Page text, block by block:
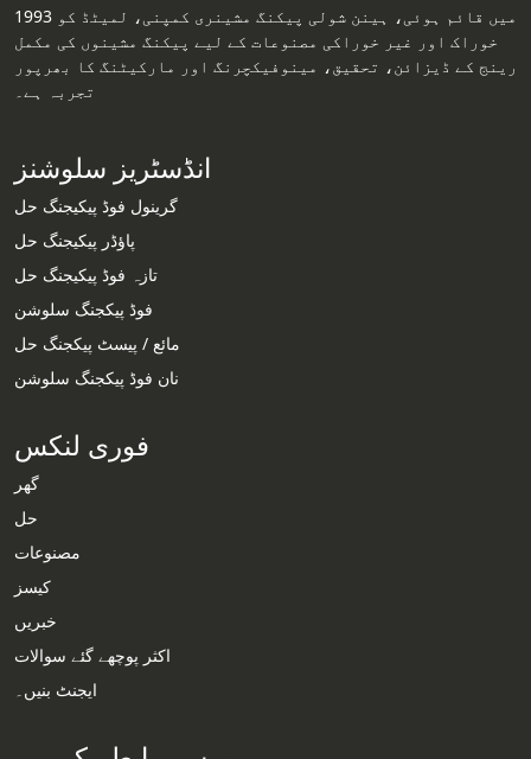
1993 میں قائم ہوئی، ہینن شولی پیکنگ مشینری کمپنی، لمیٹڈ کو
خوراک اور غیر خوراکی مصنوعات کے لیے پیکنگ مشینوں کی مکمل
رینج کے ڈیزائن، تحقیق، مینوفیکچرنگ اور مارکیٹنگ کا بھرپور
تجربہ ہے۔
انڈسٹریز سلوشنز
گرینول فوڈ پیکیجنگ حل
پاؤڈر پیکیجنگ حل
تازہ فوڈ پیکیجنگ حل
فوڈ پیکجنگ سلوشن
مائع / پیسٹ پیکجنگ حل
نان فوڈ پیکجنگ سلوشن
فوری لنکس
گھر
حل
مصنوعات
کیسز
خبریں
اکثر پوچھے گئے سوالات
ایجنٹ بنیں۔